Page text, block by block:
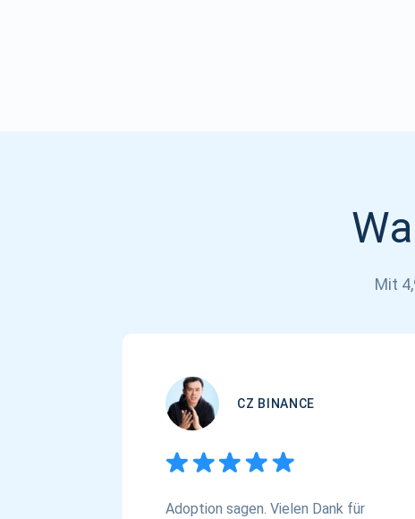
Mit
CZ BINANCE
Adoption sagen. Vielen Dank für